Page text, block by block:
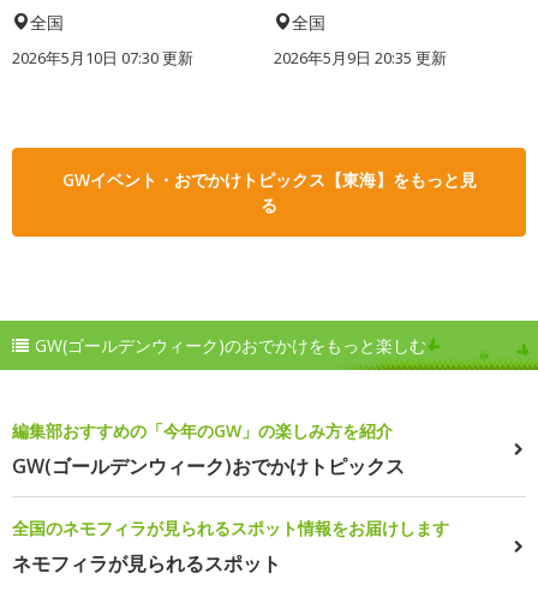
全国
2026年5月10日 07:30 更新
全国
2026年5月9日 20:35 更新
GWイベント・おでかけトピックス【東海】をもっと見
る
GW(ゴールデンウィーク)のおでかけをもっと楽しむ
編集部おすすめの「今年のGW」の楽しみ方を紹介
GW(ゴールデンウィーク)おでかけトピックス
全国のネモフィラが見られるスポット情報をお届けします
ネモフィラが見られるスポット